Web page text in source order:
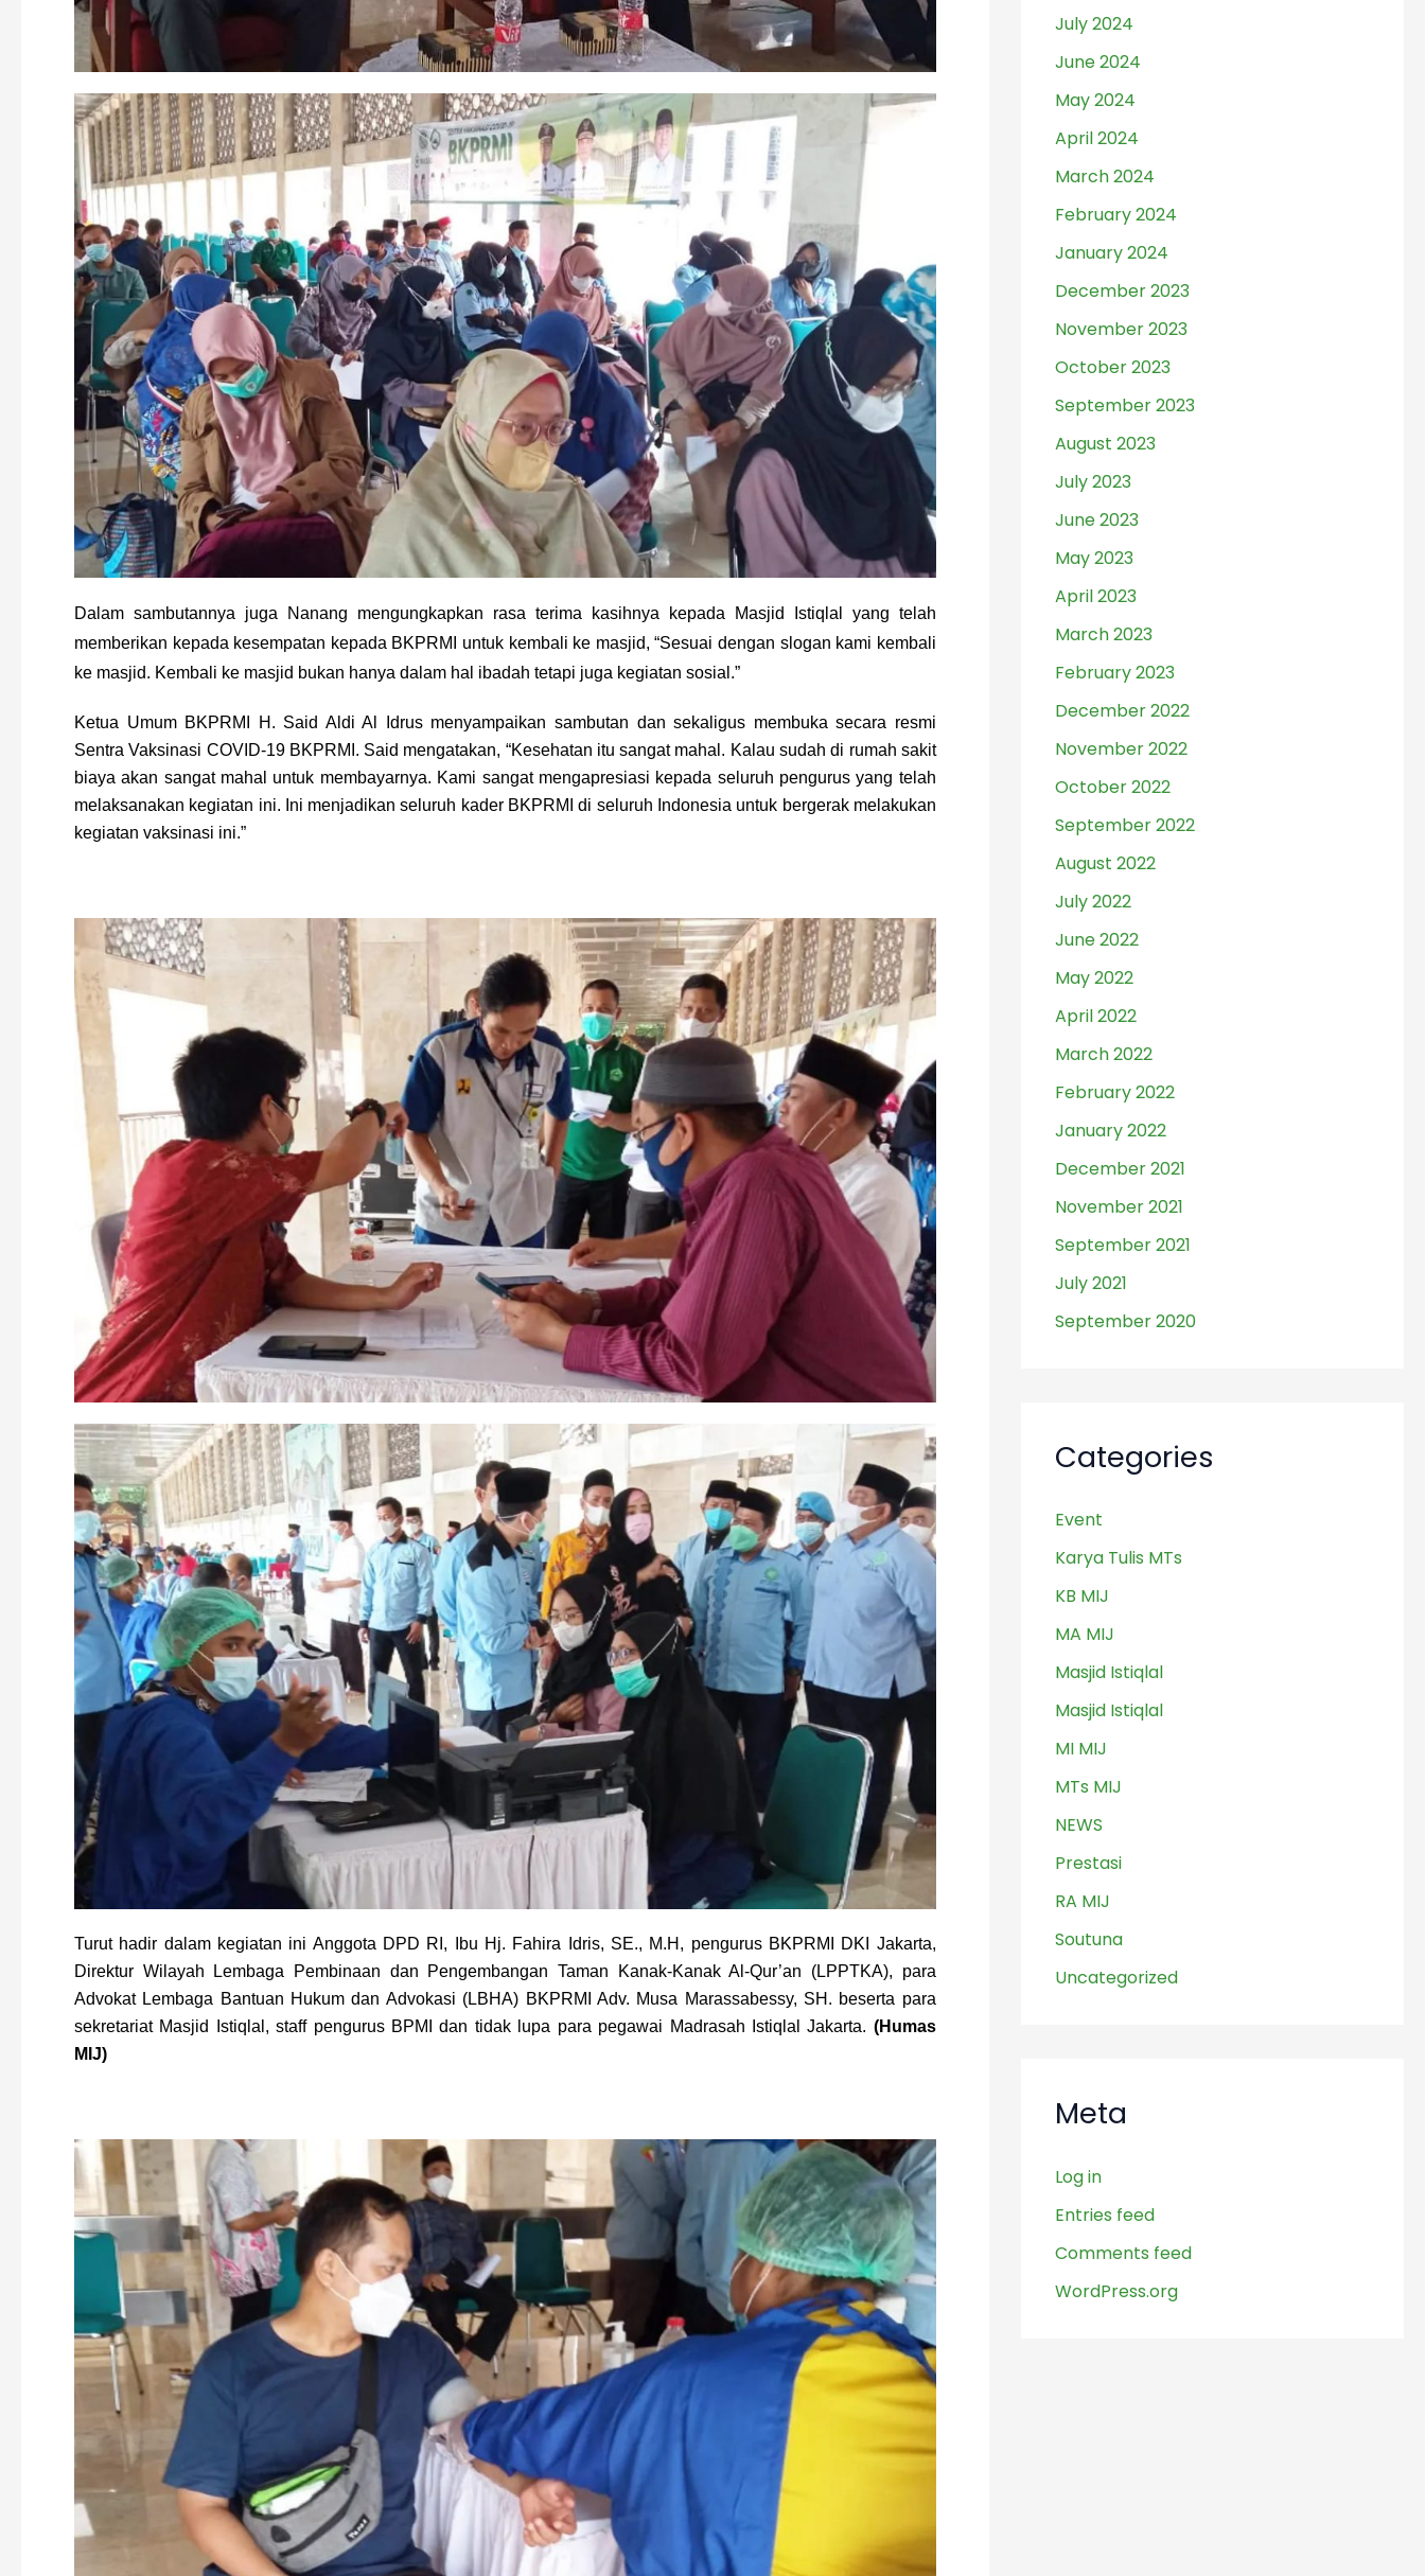
Dalam sambutannya juga Nanang mengungkapkan rasa terima kasihnya kepada Masjid Istiqlal yang telah
memberikan kepada kesempatan kepada BKPRMI untuk kembali ke masjid, “Sesuai dengan slogan kami kembali
ke masjid. Kembali ke masjid bukan hanya dalam hal ibadah tetapi juga kegiatan sosial.”
Ketua Umum BKPRMI H. Said Aldi Al Idrus menyampaikan sambutan dan sekaligus membuka secara resmi
Sentra Vaksinasi COVID-19 BKPRMI. Said mengatakan, “Kesehatan itu sangat mahal. Kalau sudah di rumah sakit
biaya akan sangat mahal untuk membayarnya. Kami sangat mengapresiasi kepada seluruh pengurus yang telah
melaksanakan kegiatan ini. Ini menjadikan seluruh kader BKPRMI di seluruh Indonesia untuk bergerak melakukan
kegiatan vaksinasi ini.”
Turut hadir dalam kegiatan ini Anggota DPD RI, Ibu Hj. Fahira Idris, SE., M.H, pengurus BKPRMI DKI Jakarta,
Direktur Wilayah Lembaga Pembinaan dan Pengembangan Taman Kanak-Kanak Al-Qur’an (LPPTKA), para
Advokat Lembaga Bantuan Hukum dan Advokasi (LBHA) BKPRMI Adv. Musa Marassabessy, SH. beserta para
sekretariat Masjid Istiqlal, staff pengurus BPMI dan tidak lupa para pegawai Madrasah Istiqlal Jakarta. (Humas
MIJ)
July 2024
June 2024
May 2024
April 2024
March 2024
February 2024
January 2024
December 2023
November 2023
October 2023
September 2023
August 2023
July 2023
June 2023
May 2023
April 2023
March 2023
February 2023
December 2022
November 2022
October 2022
September 2022
August 2022
July 2022
June 2022
May 2022
April 2022
March 2022
February 2022
January 2022
December 2021
November 2021
September 2021
July 2021
September 2020
Categories
Event
Karya Tulis MTs
KB MIJ
MA MIJ
Masjid Istiqlal
Masjid Istiqlal
MI MIJ
MTs MIJ
NEWS
Prestasi
RA MIJ
Soutuna
Uncategorized
Meta
Log in
Entries feed
Comments feed
WordPress.org